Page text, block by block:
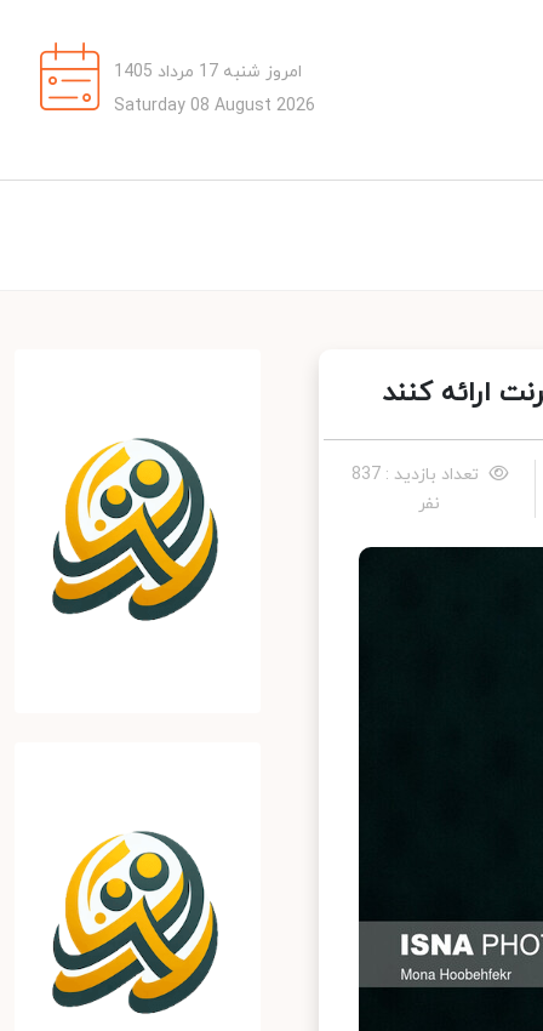
امروز شنبه 17 مرداد 1405
Saturday 08 August 2026
ارائه کنند
تعداد بازدید : 837
نفر